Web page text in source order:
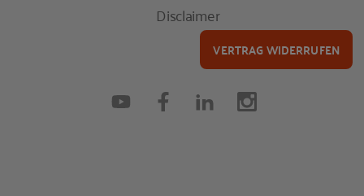
Disclaimer
VERTRAG WIDERRUFEN